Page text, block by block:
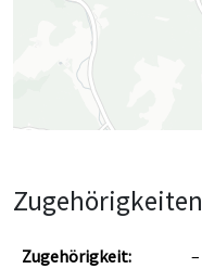
Zugehörigkeiten
Zugehörigkeit: